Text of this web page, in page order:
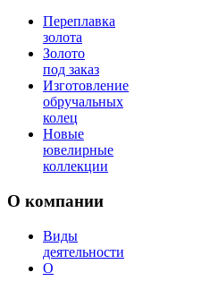
Переплавка
золота
Золото
под заказ
Изготовление
обручальных
колец
Новые
ювелирные
коллекции
О компании
Виды
деятельности
О